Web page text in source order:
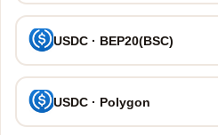
USDC · BEP20(BSC)
USDC · Polygon